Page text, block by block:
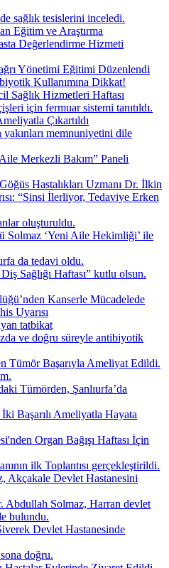
sağlık tesislerini inceledi.
Eğitim ve Araştırma
Değerlendirme Hizmeti
Yönetimi Eğitimi Düzenlendi
Kullanımına Dikkat!
Sağlık Hizmetleri Haftası
için fermuar sistemi tanıtıldı.
Çıkartıldı
yakınları memnuniyetini dile
Merkezli Bakım” Paneli
Hastalıkları Uzmanı Dr. İlkin
“Sinsi İlerliyor, Tedaviye Erken
oluşturuldu.
Solmaz ‘Yeni Aile Hekimliği’ ile
da tedavi oldu.
Sağlığı Haftası” kutlu olsun.
Kanserle Mücadelede
Uyarısı
tatbikat
ve doğru süreyle antibiyotik
Tümör Başarıyla Ameliyat Edildi.
Tümörden, Şanlıurfa’da
İki Başarılı Ameliyatla Hayata
Organ Bağışı Haftası İçin
ilk Toplantısı gerçekleştirildi.
Akçakale Devlet Hastanesini
Abdullah Solmaz, Harran devlet
bulundu.
Devlet Hastanesinde
doğru.